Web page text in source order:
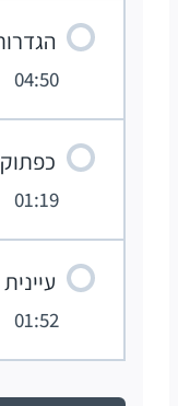
04:50
01:19
01:52